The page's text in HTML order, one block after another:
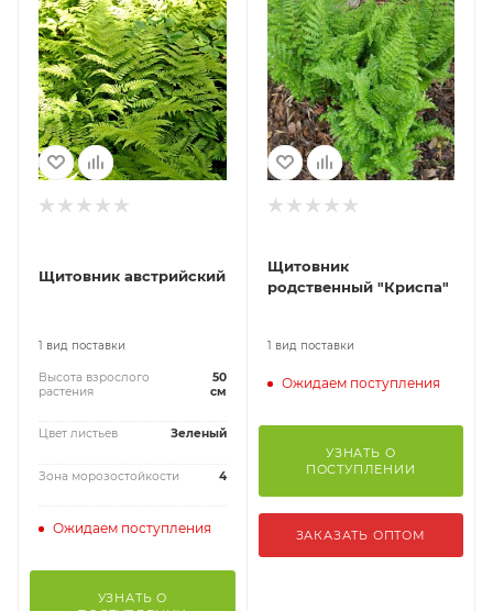
Щитовник австрийский
1 вид поставки
Высота взрослого
растения
50
см
Цвет листьев Зеленый
Зона морозостойкости 4
Ожидаем поступления
УЗНАТЬ О
Щитовник
родственный "Криспа"
1 вид поставки
Ожидаем поступления
УЗНАТЬ О
ПОСТУПЛЕНИИ
ЗАКАЗАТЬ ОПТОМ